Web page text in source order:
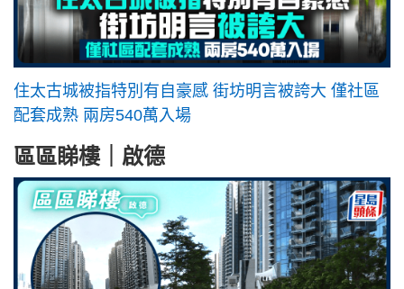
住太古城被指特別有自豪感 街坊明言被誇大 僅社區
配套成熟 兩房540萬入場
區區睇樓｜啟德